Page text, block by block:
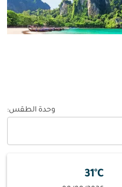
وحدة الطقس:
31°C